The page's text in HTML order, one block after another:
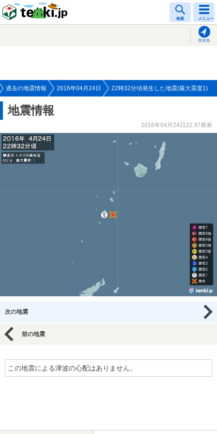
検索 メニュー
現在地
過去の地震情報 2016年04月24日 22時32分頃発生した地震(最大震度1)
地震情報
2016年04月24日22:37発表
次の地震
前の地震
この地震による津波の心配はありません。